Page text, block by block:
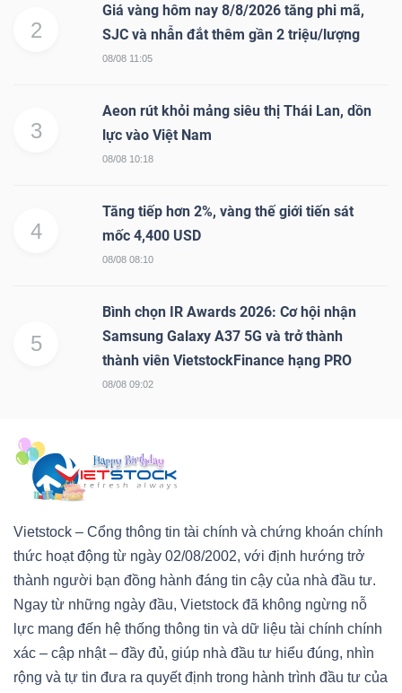
2
Giá vàng hôm nay 8/8/2026 tăng phi mã,
SJC và nhẫn đắt thêm gần 2 triệu/lượng
08/08 11:05
3
Aeon rút khỏi mảng siêu thị Thái Lan, dồn
lực vào Việt Nam
08/08 10:18
4
Tăng tiếp hơn 2%, vàng thế giới tiến sát
mốc 4,400 USD
08/08 08:10
5
Bình chọn IR Awards 2026: Cơ hội nhận
Samsung Galaxy A37 5G và trở thành
thành viên VietstockFinance hạng PRO
08/08 09:02
Vietstock – Cổng thông tin tài chính và chứng khoán chính
thức hoạt động từ ngày 02/08/2002, với định hướng trở
thành người bạn đồng hành đáng tin cậy của nhà đầu tư.
Ngay từ những ngày đầu, Vietstock đã không ngừng nỗ
lực mang đến hệ thống thông tin và dữ liệu tài chính chính
xác – cập nhật – đầy đủ, giúp nhà đầu tư hiểu đúng, nhìn
rộng và tự tin đưa ra quyết định trong hành trình đầu tư của